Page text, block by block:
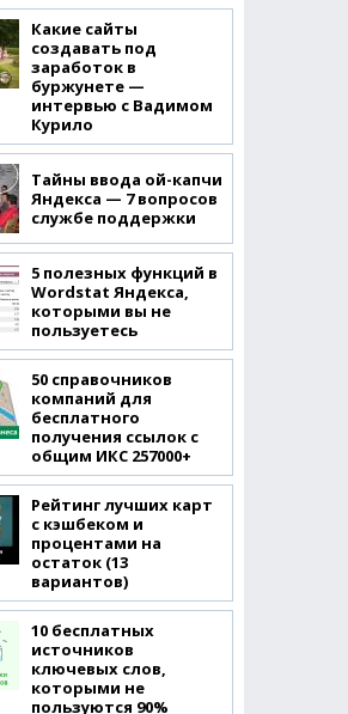
Какие сайты
создавать под
заработок в
буржунете —
интервью с Вадимом
Курило
Тайны ввода ой-капчи
Яндекса — 7 вопросов
службе поддержки
5 полезных функций в
Wordstat Яндекса,
которыми вы не
пользуетесь
50 справочников
компаний для
бесплатного
получения ссылок с
общим ИКС 257000+
Рейтинг лучших карт
с кэшбеком и
процентами на
остаток (13
вариантов)
10 бесплатных
источников
ключевых слов,
которыми не
пользуются 90%